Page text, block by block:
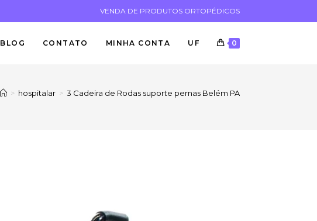
VENDA DE PRODUTOS ORTOPÉDICOS
BLOG CONTATO MINHA CONTA UF 0
> hospitalar > 3 Cadeira de Rodas suporte pernas Belém PA